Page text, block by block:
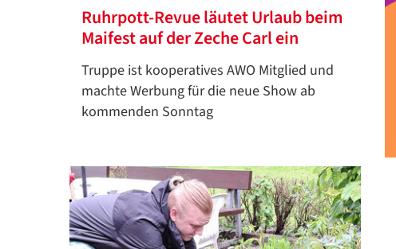
Ruhrpott-Revue läutet Urlaub beim
Maifest auf der Zeche Carl ein
Truppe ist kooperatives AWO Mitglied und
machte Werbung für die neue Show ab
kommenden Sonntag